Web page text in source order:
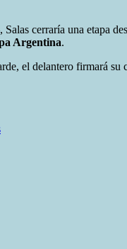
cerraría una etapa
Argentina.
el delantero firmará